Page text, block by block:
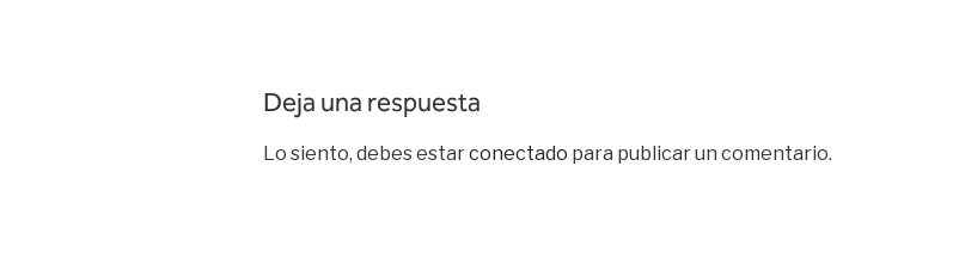
Deja una respuesta
Lo siento, debes estarconectado para publicar un comentario.